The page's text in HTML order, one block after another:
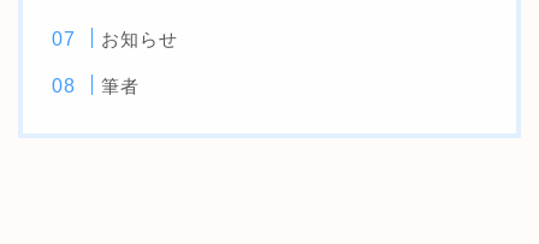
お知らせ
筆者